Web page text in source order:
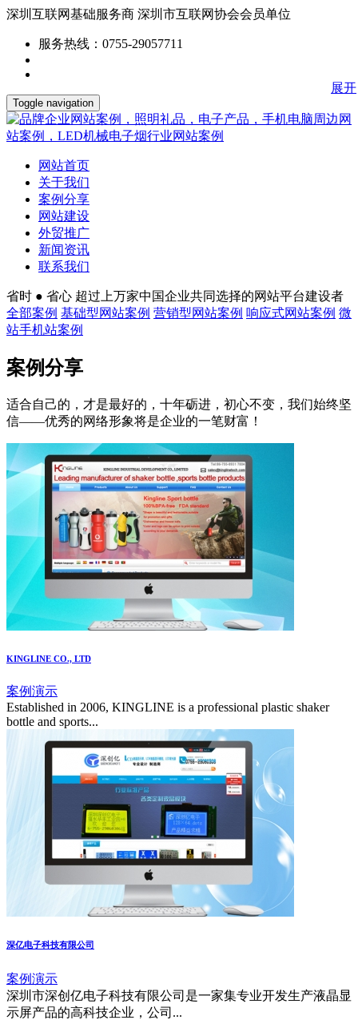
深圳互联网基础服务商 深圳市互联网协会会员单位
服务热线：0755-29057711
Toggle navigation
网站首页
关于我们
案例分享
网站建设
外贸推广
新闻资讯
联系我们
省时 ● 省心 超过上万家中国企业共同选择的网站平台建设者
全部案例 基础型网站案例 营销型网站案例 响应式网站案例 微
站手机站案例
案例分享
适合自己的，才是最好的，十年砺进，初心不变，我们始终坚
信——优秀的网络形象将是企业的一笔财富！
KINGLINE CO., LTD
案例演示
Established in 2006, KINGLINE is a professional plastic shaker
bottle and sports...
深亿电子科技有限公司
案例演示
深圳市深创亿电子科技有限公司是一家集专业开发生产液晶显
示屏产品的高科技企业，公司...
展开